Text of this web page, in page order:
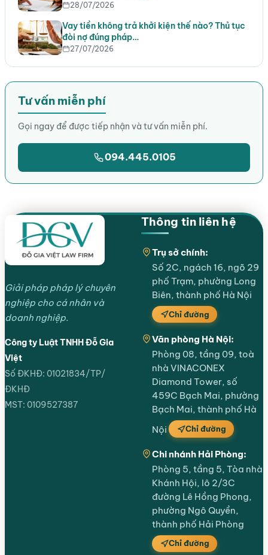
28/07/2026
Vay tiền không trả khởi kiện thế nào? Thủ tục
đòi nợ đúng pháp…
27/07/2026
Tư vấn miễn phí
Gọi ngay để được tiếp nhận và tư vấn miễn phí.
094.445.0105
Giải pháp pháp lý chuyên
nghiệp cho cá nhân và
doanh nghiệp.
Công ty Luật TNHH Đỗ Gia
Việt
Số ĐKHĐ: 01021834/TP/
ĐKHĐ
MST: 0109527387
Thông tin liên hệ
Trụ sở chính:
Số 2C, ngách 16, ngõ 29
phố Trạm, phường Long
Biên, thành phố Hà Nội
Chỉ đường
Văn phòng Hà Nội:
Phòng 08, tầng 09, toà
nhà VINACONEX
Diamond Tower, số
459C Bạch Mai, phường
Bạch Mai, thành phố Hà
Nội
Chỉ đường
Chi nhánh Hải Phòng:
Phòng 5, tầng 5, Tòa nhà
Khánh Hội, lô 2/3C
đường Lê Hồng Phong,
phường Ngô Quyền,
thành phố Hải Phòng
Chỉ đường